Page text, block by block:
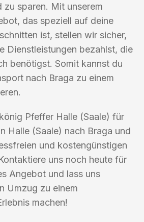
zu sparen. Mit unserem
das speziell auf deine
ist, stellen wir sicher,
Dienstleistungen bezahlst, die
benötigst. Somit kannst du
nach Braga zu einem
Pfeffer Halle (Saale) für
Halle (Saale) nach Braga und
und kostengünstigen
uns noch heute für
Angebot und lass uns
Umzug zu einem
machen!